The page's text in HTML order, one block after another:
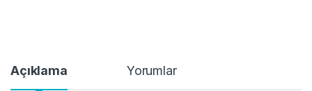
Açıklama Yorumlar